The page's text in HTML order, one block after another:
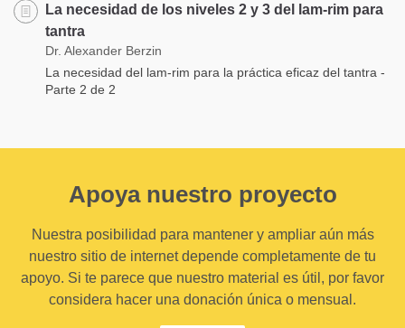
La necesidad de los niveles 2 y 3 del lam-rim para
tantra
Dr. Alexander Berzin
La necesidad del lam-rim para la práctica eficaz del tantra -
Parte 2 de 2
Apoya nuestro proyecto
Nuestra posibilidad para mantener y ampliar aún más
nuestro sitio de internet depende completamente de tu
apoyo. Si te parece que nuestro material es útil, por favor
considera hacer una donación única o mensual.